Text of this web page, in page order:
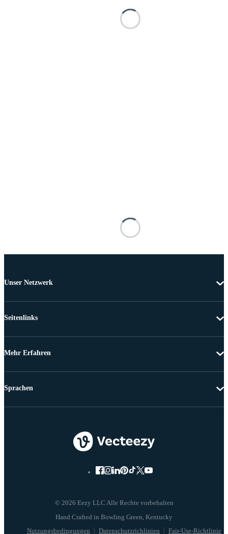
Unser Netzwerk
Seitenlinks
Mehr Erfahren
© 2026 Eezy LLC Alle Rechte vorbehalten
Nutzungsbedingungen Datenschutzrichlinien Fair-Use-Richtlinie
Sprachen